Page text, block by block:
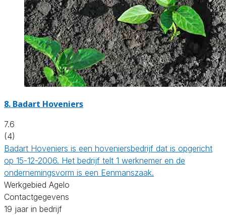
8. Badart Hoveniers
7.6
(4)
Badart Hoveniers is een hoveniersbedrijf dat is opgericht
op 15-12-2006. Het bedrijf telt 1 werknemer en de
ondernemingsvorm is een Eenmanszaak.
Werkgebied Agelo
Contactgegevens
19 jaar in bedrijf